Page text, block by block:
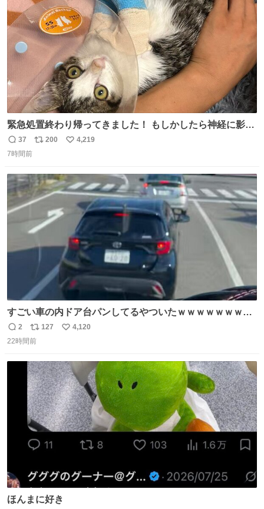
数
緊急処置終わり帰ってきました！ もしかしたら神経に影響
も出ているのかもと、、その影響で出にくいのもあるかも
との事 内臓エコーもしてみると少し動きが弱いのかもなぁ
て弟にぐるぐる言いながら甘えん坊してました☺️
返
信
37
リ
ト
数
200
い
数
4,219
7時間前
すごい車の内ドア台パンしてるやついたｗｗｗｗｗｗｗｗ
ｗｗｗｗｗｗ
返
信
2
リ
ポ
ト
数
127
い
数
4,120
22時間前
ほんまに好き